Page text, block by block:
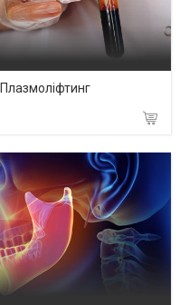
Плазмоліфтинг